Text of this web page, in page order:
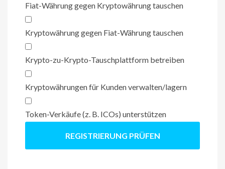
Fiat-Währung gegen Kryptowährung tauschen
Kryptowährung gegen Fiat-Währung tauschen
Krypto-zu-Krypto-Tauschplattform betreiben
Kryptowährungen für Kunden verwalten/lagern
Token-Verkäufe (z. B. ICOs) unterstützen
REGISTRIERUNG PRÜFEN